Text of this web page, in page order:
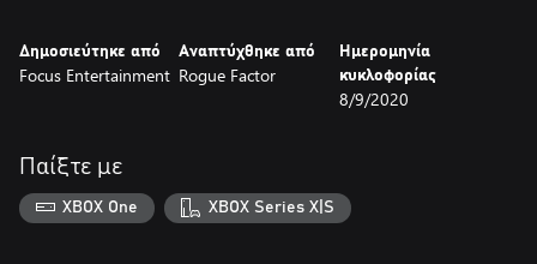
Δημοσιεύτηκε από
Focus Entertainment
Αναπτύχθηκε από
Rogue Factor
Ημερομηνία
κυκλοφορίας
8/9/2020
Παίξτε με
XBOX One XBOX Series X|S